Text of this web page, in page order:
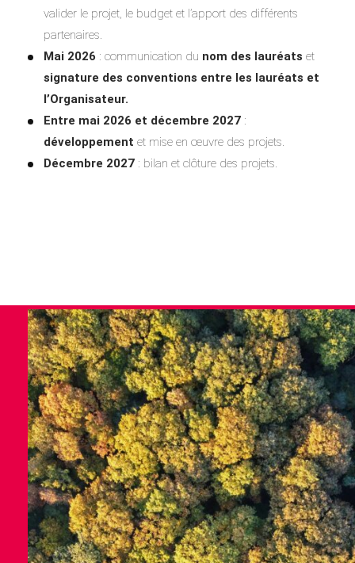
valider le projet, le budget et l’apport des différents
partenaires.
Mai 2026 : communication du nom des lauréats et
signature des conventions entre les lauréats et
l’Organisateur.
Entre mai 2026 et décembre 2027 :
développement et mise en œuvre des projets.
Décembre 2027 : bilan et clôture des projets.